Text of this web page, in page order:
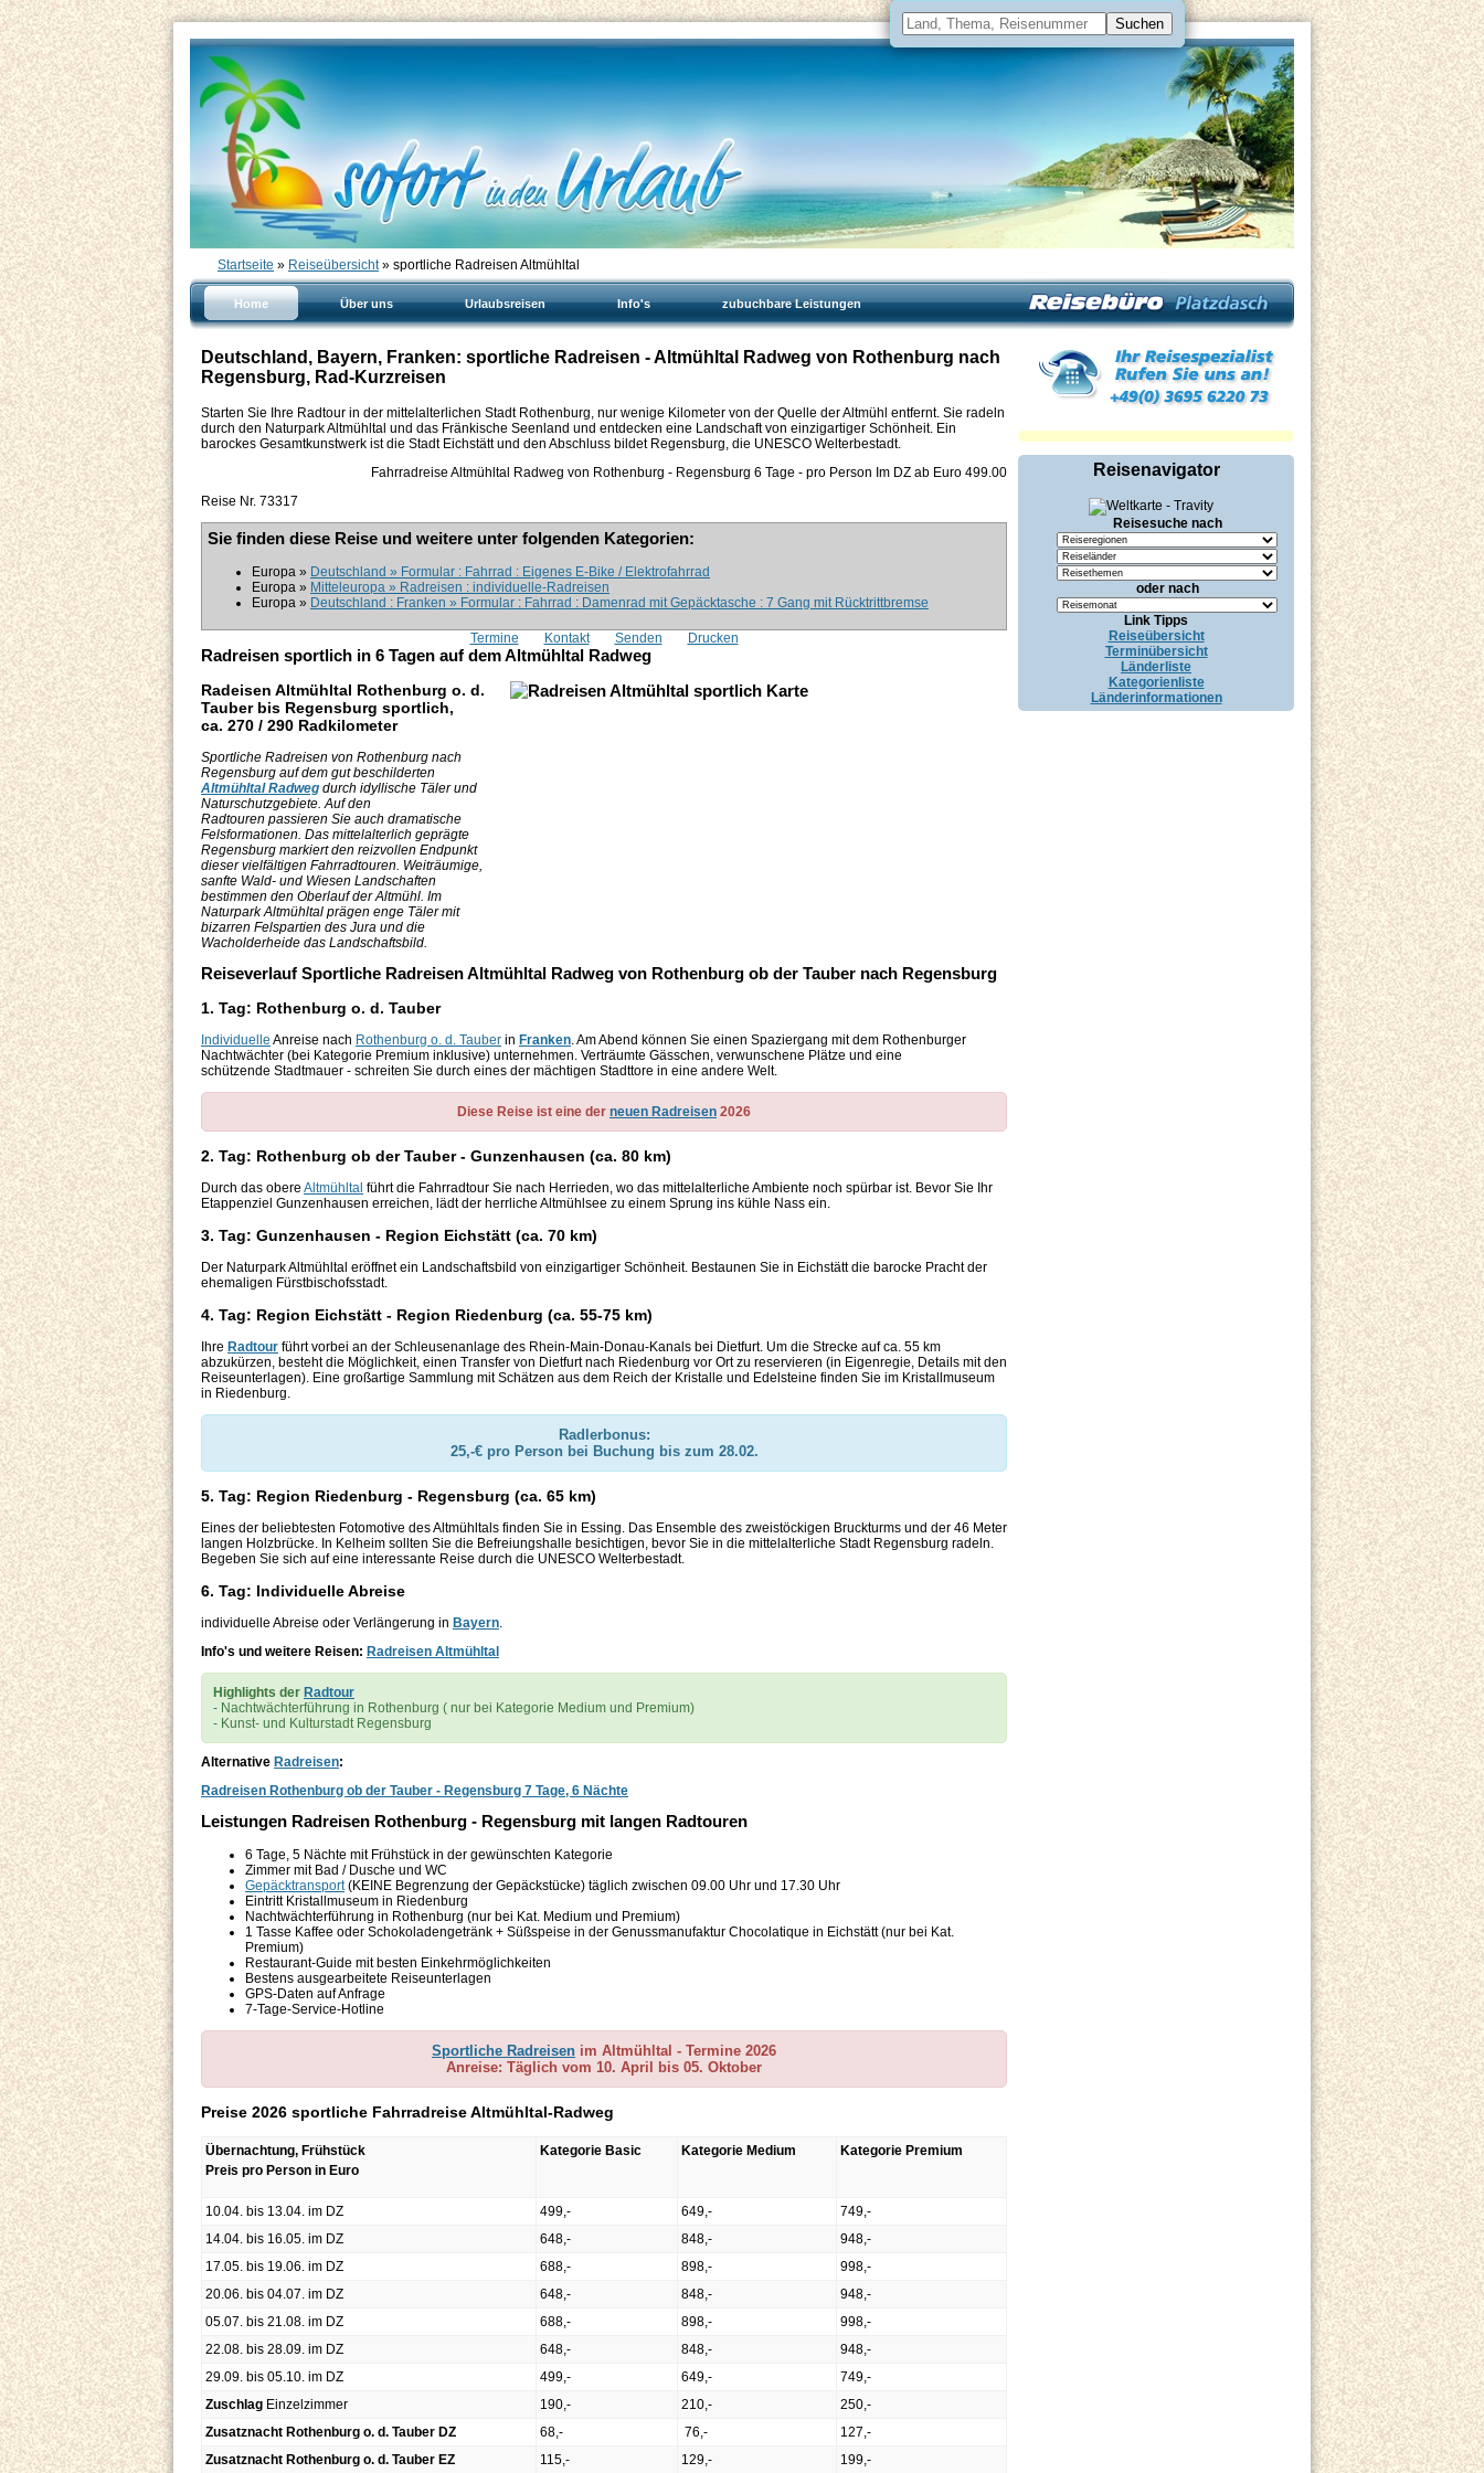
Startseite » Reiseübersicht» sportliche Radreisen Altmühltal
Home Über uns Urlaubsreisen Info's zubuchbare Leistungen
Deutschland, Bayern, Franken: sportliche Radreisen - Altmühltal Radweg von Rothenburg nach
Regensburg, Rad-Kurzreisen
Starten Sie Ihre Radtour in der mittelalterlichen Stadt Rothenburg, nur wenige Kilometer von der Quelle der Altmühl entfernt. Sie radeln
durch den Naturpark Altmühltal und das Fränkische Seenland und entdecken eine Landschaft von einzigartiger Schönheit. Ein
barockes Gesamtkunstwerk ist die Stadt Eichstätt und den Abschluss bildet Regensburg, die UNESCO Welterbestadt.
Fahrradreise Altmühltal Radweg von Rothenburg - Regensburg 6 Tage - pro Person Im DZ ab Euro 499.00
Reise Nr. 73317
Sie finden diese Reise und weitere unter folgenden Kategorien:
Europa » Deutschland » Formular : Fahrrad : Eigenes E-Bike / Elektrofahrrad
Europa » Mitteleuropa » Radreisen : individuelle-Radreisen
Europa » Deutschland : Franken » Formular : Fahrrad : Damenrad mit Gepäcktasche : 7 Gang mit Rücktrittbremse
Termine Kontakt Senden Drucken
Radreisen sportlich in 6 Tagen auf dem Altmühltal Radweg
Radeisen Altmühltal Rothenburg o. d.
Tauber bis Regensburg sportlich,
ca. 270 / 290 Radkilometer
Sportliche Radreisen von Rothenburg nach
Regensburg auf dem gut beschilderten
Altmühltal Radweg durch idyllische Täler und
Naturschutzgebiete. Auf den
Radtouren passieren Sie auch dramatische
Felsformationen. Das mittelalterlich geprägte
Regensburg markiert den reizvollen Endpunkt
dieser vielfältigen Fahrradtouren. Weiträumige,
sanfte Wald- und Wiesen Landschaften
bestimmen den Oberlauf der Altmühl. Im
Naturpark Altmühltal prägen enge Täler mit
bizarren Felspartien des Jura und die
Wacholderheide das Landschaftsbild.
Reiseverlauf Sportliche Radreisen Altmühltal Radweg von Rothenburg ob der Tauber nach Regensburg
1. Tag: Rothenburg o. d. Tauber
Individuelle Anreise nach Rothenburg o. d. Tauber in Franken. Am Abend können Sie einen Spaziergang mit dem Rothenburger
Nachtwächter (bei Kategorie Premium inklusive) unternehmen. Verträumte Gässchen, verwunschene Plätze und eine
schützende Stadtmauer - schreiten Sie durch eines der mächtigen Stadttore in eine andere Welt.
Diese Reise ist eine der neuen Radreisen 2026
2. Tag: Rothenburg ob der Tauber - Gunzenhausen (ca. 80 km)
Durch das obere Altmühltal führt die Fahrradtour Sie nach Herrieden, wo das mittelalterliche Ambiente noch spürbar ist. Bevor Sie Ihr
Etappenziel Gunzenhausen erreichen, lädt der herrliche Altmühlsee zu einem Sprung ins kühle Nass ein.
3. Tag: Gunzenhausen - Region Eichstätt (ca. 70 km)
Der Naturpark Altmühltal eröffnet ein Landschaftsbild von einzigartiger Schönheit. Bestaunen Sie in Eichstätt die barocke Pracht der
ehemaligen Fürstbischofsstadt.
4. Tag: Region Eichstätt - Region Riedenburg (ca. 55-75 km)
Ihre Radtour führt vorbei an der Schleusenanlage des Rhein-Main-Donau-Kanals bei Dietfurt. Um die Strecke auf ca. 55 km
abzukürzen, besteht die Möglichkeit, einen Transfer von Dietfurt nach Riedenburg vor Ort zu reservieren (in Eigenregie, Details mit den
Reiseunterlagen). Eine großartige Sammlung mit Schätzen aus dem Reich der Kristalle und Edelsteine finden Sie im Kristallmuseum
in Riedenburg.
Radlerbonus:
25,-€ pro Person bei Buchung bis zum 28.02.
5. Tag: Region Riedenburg - Regensburg (ca. 65 km)
Eines der beliebtesten Fotomotive des Altmühltals finden Sie in Essing. Das Ensemble des zweistöckigen Bruckturms und der 46 Meter
langen Holzbrücke. In Kelheim sollten Sie die Befreiungshalle besichtigen, bevor Sie in die mittelalterliche Stadt Regensburg radeln.
Begeben Sie sich auf eine interessante Reise durch die UNESCO Welterbestadt.
6. Tag: Individuelle Abreise
individuelle Abreise oder Verlängerung in Bayern.
Info's und weitere Reisen: Radreisen Altmühltal
Highlights der Radtour
- Nachtwächterführung in Rothenburg ( nur bei Kategorie Medium und Premium)
- Kunst- und Kulturstadt Regensburg
Alternative Radreisen:
Radreisen Rothenburg ob der Tauber - Regensburg 7 Tage, 6 Nächte
Leistungen Radreisen Rothenburg - Regensburg mit langen Radtouren
6 Tage, 5 Nächte mit Frühstück in der gewünschten Kategorie
Zimmer mit Bad / Dusche und WC
Gepäcktransport(KEINE Begrenzung der Gepäckstücke) täglich zwischen 09.00 Uhr und 17.30 Uhr
Eintritt Kristallmuseum in Riedenburg
Nachtwächterführung in Rothenburg (nur bei Kat. Medium und Premium)
1 Tasse Kaffee oder Schokoladengetränk + Süßspeise in der Genussmanufaktur Chocolatique in Eichstätt (nur bei Kat.
Premium)
Restaurant-Guide mit besten Einkehrmöglichkeiten
Bestens ausgearbeitete Reiseunterlagen
GPS-Daten auf Anfrage
7-Tage-Service-Hotline
Sportliche Radreisen im Altmühltal - Termine 2026
Anreise: Täglich vom 10. April bis 05. Oktober
Preise 2026 sportliche Fahrradreise Altmühltal-Radweg
Übernachtung, Frühstück
Preis pro Person in Euro
Kategorie Basic Kategorie Medium Kategorie Premium
10.04. bis 13.04. im DZ 499,- 649,-
749,-
14.04. bis 16.05. im DZ
648,- 848,-
948,-
17.05. bis 19.06. im DZ
688,- 898,-
998,-
20.06. bis 04.07. im DZ
648,- 848,-
948,-
05.07. bis 21.08. im DZ
688,- 898,-
998,-
22.08. bis 28.09. im DZ
648,- 848,-
948,-
29.09. bis 05.10. im DZ
499,- 649,-
749,-
Zuschlag Einzelzimmer 190,- 210,-
250,-
Zusatznacht Rothenburg o. d. Tauber DZ
68,- 76,-
127,-
Zusatznacht Rothenburg o. d. Tauber EZ
115,- 129,- 199,-
Reisenavigator
Reisesuche nach
oder nach
Link Tipps
Reiseübersicht
Terminübersicht
Länderliste
Kategorienliste
Länderinformationen